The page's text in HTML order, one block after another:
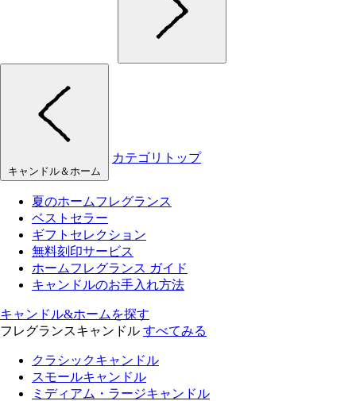
キャンドル＆ホーム
カテゴリトップ
夏のホームフレグランス
ベストセラー
ギフトセレクション
無料刻印サービス
ホームフレグランス ガイド
キャンドルのお手入れ方法
キャンドル&ホームを探す
フレグランスキャンドル すべてみる
クラシックキャンドル
スモールキャンドル
ミディアム・ラージキャンドル